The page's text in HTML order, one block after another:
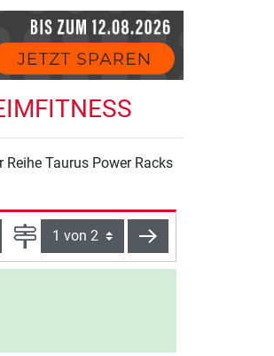
Taurus Power Racks
Seite: Seite weiter